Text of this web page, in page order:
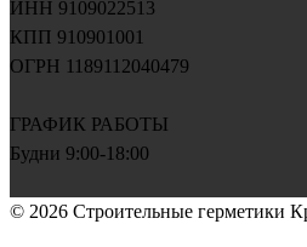
ИНН 9109022513
КПП 910901001
ОГРН 1189112040479
ГРАФИК РАБОТЫ
Будни 9:00-18:00
© 2026 Строительные герметики